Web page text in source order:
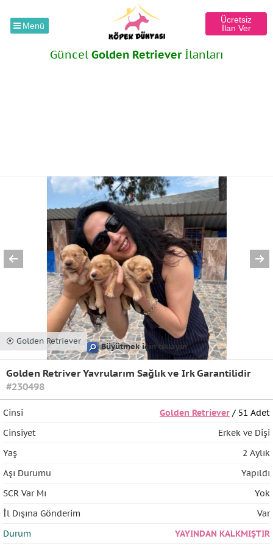
Menü
Ücretsiz
İlan Ver
Güncel Golden Retrieverİlanları
⦿ Golden Retriever
Büyütmek için tıklayın
Golden Retriver Yavrularım Sağlık ve Irk Garantilidir
#230498
Cinsi Golden Retriever/ 51 Adet
Cinsiyet
Erkek ve Dişi
Yaş
2 Aylık
Aşı Durumu
Yapıldı
SCR Var Mı
Yok
İl Dışına Gönderim
Var
Durum
YAYINDAN KALKMIŞTIR